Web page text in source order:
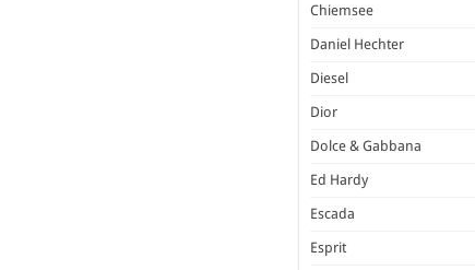
Chiemsee
Daniel Hechter
Diesel
Dior
Dolce & Gabbana
Ed Hardy
Escada
Esprit